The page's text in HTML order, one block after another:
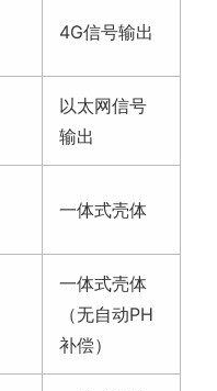
4G信号输出
以太网信号
输出
一体式壳体
一体式壳体
（无自动PH
补偿）